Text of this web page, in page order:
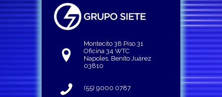
Montecito 38 Piso 31
Oficina 34 WTC
Napoles, Benito Juárez
03810
(55) 9000 0787